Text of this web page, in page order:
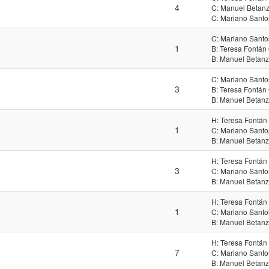
4
C: Manuel
C: Mariano
1
C: Mariano
B: Teresa Fontán
B: Manuel
3
C: Mariano
B: Teresa Fontán
B: Manuel
1
H: Teresa
C: Mariano
B: Manuel
3
H: Teresa
C: Mariano
B: Manuel
1
H: Teresa
C: Mariano
B: Manuel
7
H: Teresa
C: Mariano
B: Manuel